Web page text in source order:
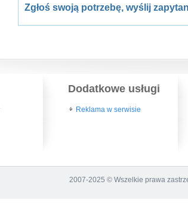
Zgłoś swoją potrzebę, wyślij
Dodatkowe usługi
Reklama w serwisie
2007-2025 © Wszelkie prawa